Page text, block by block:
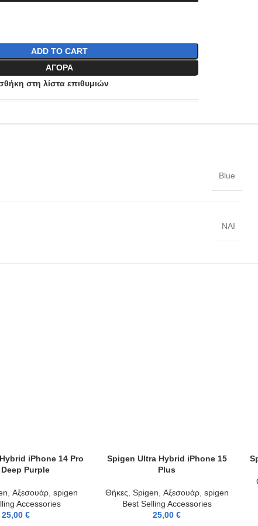
ADD TO CART
ΑΓΟΡΆ
στη λίστα επιθυμιών
Blue
NAI
iPhone 14 Pro
Purple
, Αξεσουάρ, spigen
Accessories
25,00 €
ADD TO CART
Spigen Ultra Hybrid iPhone 15
Plus
Θήκες, Spigen, Αξεσουάρ, spigen
Best Selling Accessories
25,00 €